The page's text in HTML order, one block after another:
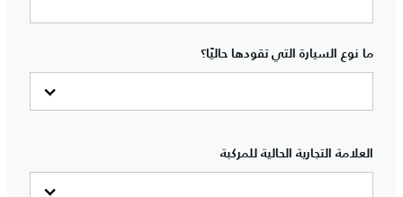
ما نوع السيارة التي تقودها حاليًا؟
العلامة التجارية الحالية للمركبة